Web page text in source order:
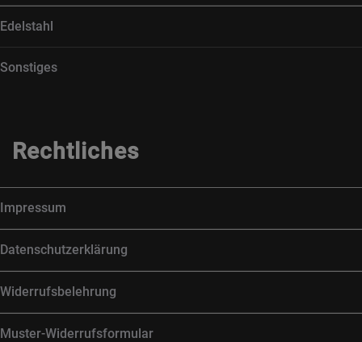
Edelstahl
Sonstiges
Rechtliches
Impressum
Datenschutzerklärung
Widerrufsbelehrung
Muster-Widerrufsformular